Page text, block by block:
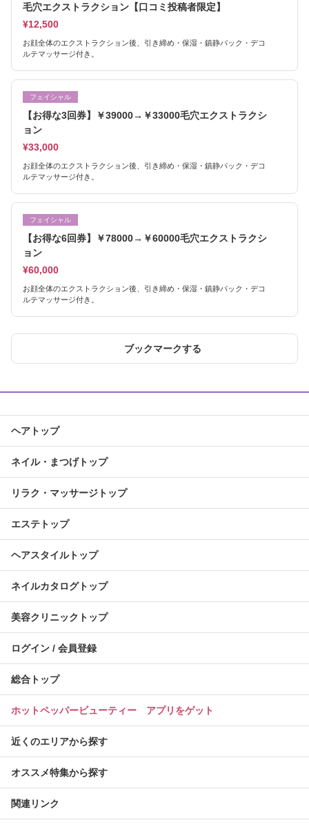
毛穴エクストラクション【口コミ投稿者限定】
¥12,500
お顔全体のエクストラクション後、引き締め・保湿・鎮静パック・デコ
ルテマッサージ付き。
フェイシャル
【お得な3回券】￥39000→￥33000毛穴エクストラクシ
ョン
¥33,000
お顔全体のエクストラクション後、引き締め・保湿・鎮静パック・デコ
ルテマッサージ付き。
フェイシャル
【お得な6回券】￥78000→￥60000毛穴エクストラクシ
ョン
¥60,000
お顔全体のエクストラクション後、引き締め・保湿・鎮静パック・デコ
ルテマッサージ付き。
ブックマークする
ヘアトップ
ネイル・まつげトップ
リラク・マッサージトップ
エステトップ
ヘアスタイルトップ
ネイルカタログトップ
美容クリニックトップ
ログイン / 会員登録
総合トップ
ホットペッパービューティー アプリをゲット
近くのエリアから探す
オススメ特集から探す
関連リンク